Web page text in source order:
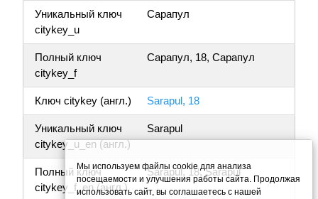
Уникальный ключ
citykey_u
Сарапул
Полный ключ
citykey_f
Сарапул, 18, Сарапул
Ключ citykey (англ.) Sarapul, 18
Уникальный ключ
citykey_u_en (англ.)
Sarapul
Полный ключ
citykey_f_en (англ.)
Sarapul, 18, Sarapul
Мы используем файлы cookie для анализа
посещаемости и улучшения работы сайта. Продолжая
использовать сайт, вы соглашаетесь с нашей